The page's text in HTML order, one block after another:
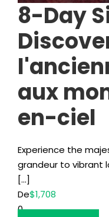
8-Day
aux
en-ciel
Experience the
grandeur to vibrant
[…]
De$1,708
0